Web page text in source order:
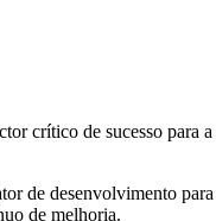
crítico de sucesso para
de desenvolvimento
de melhoria.